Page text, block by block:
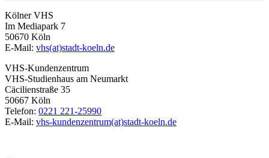
Kölner VHS
Im Mediapark 7
50670 Köln
E-Mail: vhs(at)stadt-koeln.de
VHS-Kundenzentrum
VHS-Studienhaus am Neumarkt
Cäcilienstraße 35
50667 Köln
Telefon: 0221 221-25990
E-Mail: vhs-kundenzentrum(at)stadt-koeln.de